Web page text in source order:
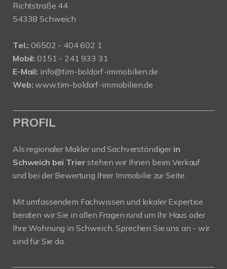
Richtstraße 44
54338 Schweich
Tel.: 06502 - 404 602 1
Mobil: 0151 - 241 933 31
E-Mail: info@tim-boldorf-immobilien.de
Web:www.tim-boldorf-immobilien.de
PROFIL
Als regionaler Makler und Sachverständigerin
Schweich bei Trierstehen wir Ihnen beim Verkauf
und bei der Bewertung Ihrer Immobilie zur Seite.
Mit umfassendem Fachwissen und lokaler Expertise
beraten wir Sie in allen Fragen rund um Ihr Haus oder
Ihre Wohnung in Schweich. Sprechen Sie uns an - wir
sind für Sie da.